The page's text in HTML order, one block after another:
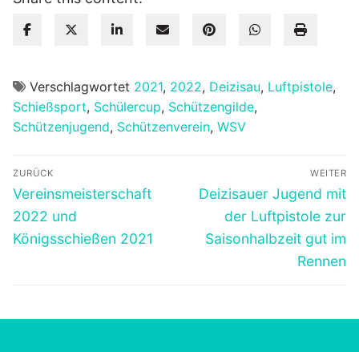
Verschlagwortet 2021, 2022, Deizisau, Luftpistole,
Schießsport, Schülercup, Schützengilde,
Schützenjugend, Schützenverein, WSV
Beitragsnavigation
ZURÜCK
Vorheriger
Beitrag:
Vereinsmeisterschaft
2022 und
Königsschießen 2021
WEITER
Nächster
Beitrag:
Deizisauer Jugend mit
der Luftpistole zur
Saisonhalbzeit gut im
Rennen